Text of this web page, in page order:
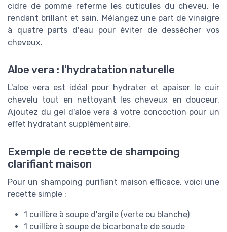
cidre de pomme referme les cuticules du cheveu, le
rendant brillant et sain. Mélangez une part de vinaigre
à quatre parts d'eau pour éviter de dessécher vos
cheveux.
Aloe vera : l'hydratation naturelle
L'aloe vera est idéal pour hydrater et apaiser le cuir
chevelu tout en nettoyant les cheveux en douceur.
Ajoutez du gel d'aloe vera à votre concoction pour un
effet hydratant supplémentaire.
Exemple de recette de shampoing
clarifiant maison
Pour un shampoing purifiant maison efficace, voici une
recette simple :
1 cuillère à soupe d'argile (verte ou blanche)
1 cuillère à soupe de bicarbonate de soude